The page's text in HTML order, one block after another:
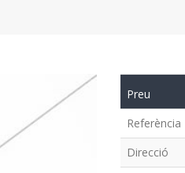
Preu
Referència
Direcció